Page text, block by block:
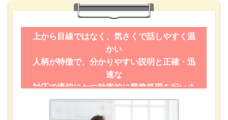
上から目線ではなく、気さくで話しやすく温
かい
人柄が特徴で、分かりやすい説明と正確・迅
速な
対応で適切にかつ効率的に業務処理を行いま
す。